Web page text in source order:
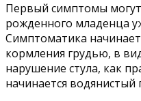
Первый симптомы
рожденного младенца
Симптоматика
кормления грудью, в
нарушение стула, как
начинается водянистый